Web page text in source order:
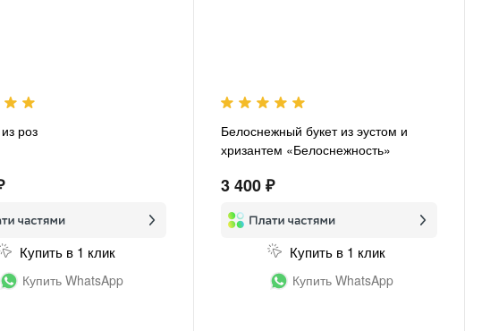
роз
Купить в 1 клик
Купить WhatsApp
Белоснежный букет из эустом и
хризантем «Белоснежность»
3 400 ₽
Купить в 1 клик
Купить WhatsApp